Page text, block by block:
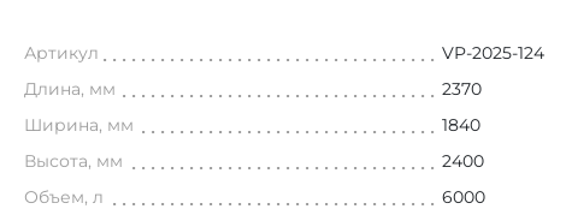
Артикул
VP-2025-124
Длина, мм
2370
Ширина, мм
1840
Высота, мм
2400
Объем, л
6000